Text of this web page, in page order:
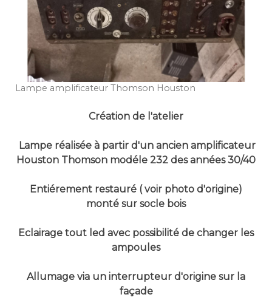
Lampe amplificateur Thomson Houston
Création de l'atelier
Lampe réalisée à partir d'un ancien amplificateur
Houston Thomson modéle 232 des années 30/40
Entiérement restauré ( voir photo d'origine)
monté sur socle bois
Eclairage tout led avec possibilité de changer les
ampoules
Allumage via un interrupteur d'origine sur la
façade